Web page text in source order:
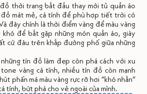
thời trang bắt đầu thay mới tủ quần áo
mát mẻ, cá tính để phù hợp tiết trời có
đây chính là thời điểm vàng để màu vàng
để bắt gặp những món quần áo, giày
cứ đâu trên khắp đường phố giữa những
tín đồ làm đẹp còn phá cách với xu
vàng cá tính, nhiều tín đồ còn mạnh
phấn má màu vàng rực rỡ hơi “khó nhằn”
tính, bứt phá cho vẻ ngoài của mình.